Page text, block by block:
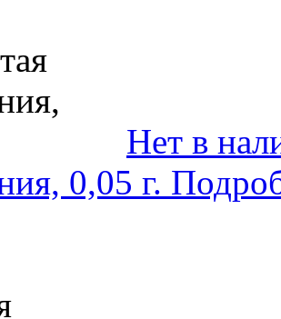
Нет в
0,05 г.